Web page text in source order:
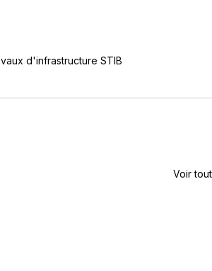
d'infrastructure STIB
Voir tout